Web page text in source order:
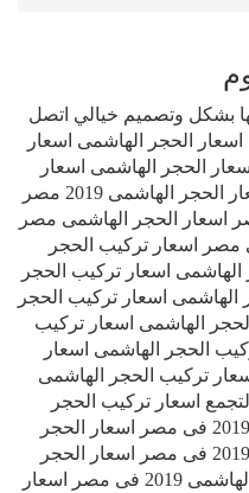
بشكل وتصميم خيالي اتصل
الحجر الهاشمى اسعار
فى مصر اسعار الحجر الهاشمى اسعار
الحجر الهاشمى 2019 فى مصر اسعار الحجر الهاشمى 2019 مصر
الهاشمى 2019 فى مصر اسعار الحجر الهاشمى مصر
الحجر الهاشمى 2019 فى مصر اسعار تركيب الحجر
الحجر الهاشمى اسعار تركيب الحجر
اسعار تركيب الحجر
الهاشمى اسعار تركيب
الحجر الهاشمى اسعار
تركيب الحجر الهاشمى
اسعار تركيب الحجر
الهاشمى اسعار الحجر الهاشمى 2019 فى مصر اسعار الحجر
الهاشمى اسعار الحجر الهاشمى 2019 فى مصر اسعار الحجر
الهاشمى 2019 مصر اسعار الحجر الهاشمى 2019 فى مصر اسعار